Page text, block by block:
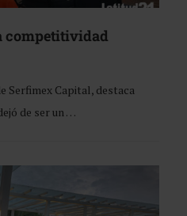
competitividad
Serfimex Capital, destaca
de ser un …